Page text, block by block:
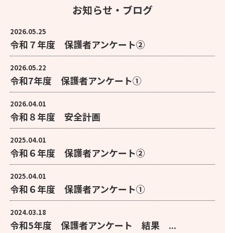
お知らせ・ブログ
2026.05.25
令和７年度 保護者アンケート②
2026.05.22
令和7年度 保護者アンケート①
2026.04.01
令和８年度 安全計画
2025.04.01
令和６年度 保護者アンケート②
2025.04.01
令和６年度 保護者アンケート①
2024.03.18
令和5年度 保護者アンケート 結果 ...